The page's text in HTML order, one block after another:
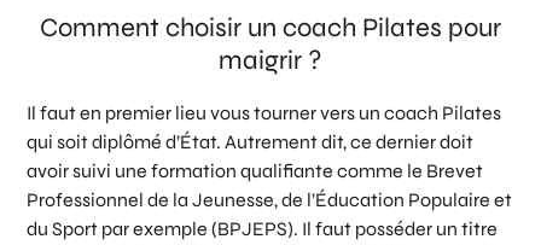
Comment choisir un coach Pilates pour
maigrir ?
Il faut en premier lieu vous tourner vers un coach Pilates
qui soit diplômé d’État. Autrement dit, ce dernier doit
avoir suivi une formation qualifiante comme le Brevet
Professionnel de la Jeunesse, de l’Éducation Populaire et
du Sport par exemple (BPJEPS). Il faut posséder un titre